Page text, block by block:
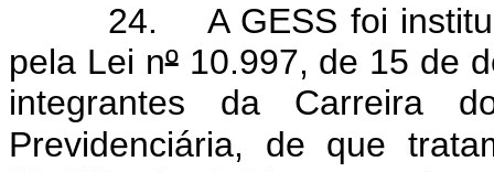
24. A GESS foi
pela Lei nº10.997, de 15 de
integrantes da Carreira
Previdenciária, de que